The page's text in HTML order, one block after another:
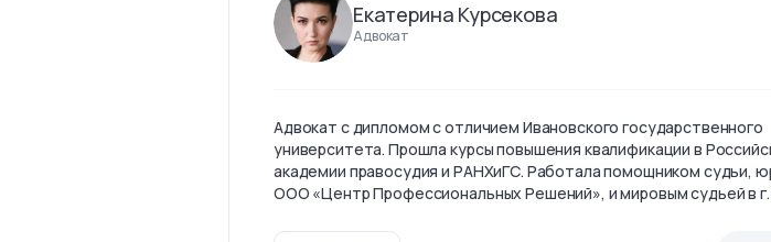
Екатерина Курсекова
Адвокат
Адвокат с дипломом с отличием Ивановского государственного
университета. Прошла курсы повышения квалификации в
академии правосудия и РАНХиГС. Работала помощником судьи,
ООО «Центр Профессиональных Решений», и мировым судьей в